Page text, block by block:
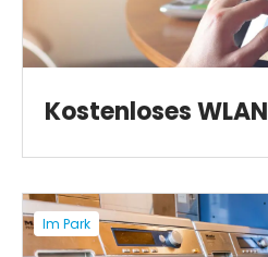
Kostenloses WLAN
Im Park